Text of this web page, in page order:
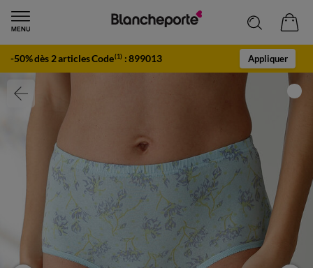
-50% dès 2 articles Code(1) :899013 Appliquer